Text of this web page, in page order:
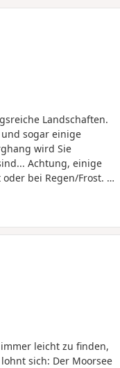
Landschaften.
und sogar einige
wird Sie
Achtung, einige
bei Regen/Frost. ⚠️
dies bitte in den
leicht zu finden,
sich: Der Moorsee